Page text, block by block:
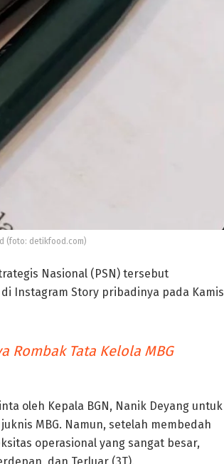
(foto: detikfood.com)
Nasional (PSN) tersebut
Instagram Story pribadinya pada Kamis
Rombak Tata Kelola MBG
oleh Kepala BGN, Nanik Deyang untuk
MBG. Namun, setelah membedah
operasional yang sangat besar,